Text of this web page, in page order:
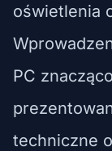
oświetlenia
PC
techniczne